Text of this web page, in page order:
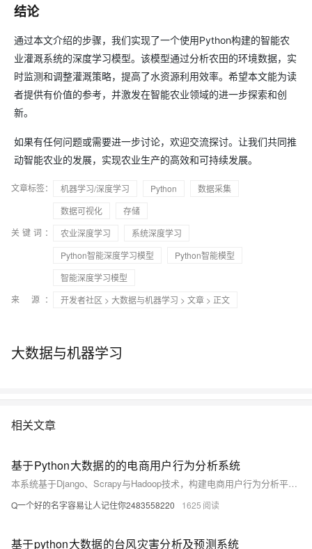
结论
通过本文介绍的步骤，我们实现了一个使用Python构建的智能农
业灌溉系统的深度学习模型。该模型通过分析农田的环境数据，实
时监测和调整灌溉策略，提高了水资源利用效率。希望本文能为读
者提供有价值的参考，并激发在智能农业领域的进一步探索和创
新。
如果有任何问题或需要进一步讨论，欢迎交流探讨。让我们共同推
动智能农业的发展，实现农业生产的高效和可持续发展。
文章标签： 机器学习/深度学习 Python
数据采集
数据可视化
存储
关键词：
农业深度学习
系统深度学习
Python智能深度学习模型
Python智能模型
智能深度学习模型
来 源：
开发者社区 > 大数据与机器学习 > 文章 > 正文
大数据与机器学习
相关文章
基于Python大数据的的电商用户行为分析系统
本系统基于Django、Scrapy与Hadoop技术，构建电商用户行为分析平台。通过爬取与处理海量用户数据，实现行为追踪、偏好分析与个性化推荐，助力企业提升营销精准度与用户体验，推动电商智能化发展。
Q一个好的名字容易让人记住你2483558220 1625
基于python大数据的台风灾害分析及预测系统